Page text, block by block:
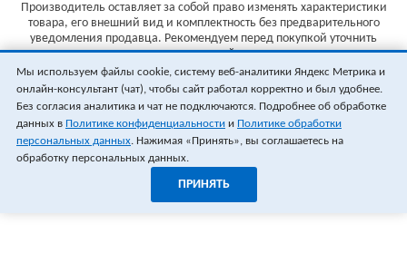
Производитель оставляет за собой право изменять характеристики
товара, его внешний вид и комплектность без предварительного
уведомления продавца. Рекомендуем перед покупкой уточнить
характеристики товара на сайте производителя.
Указанные цены не являются публичной офертой (ст.435 ГК РФ).
Стоимость и наличие товара уточняйте у менеджера.
Мы используем файлы cookie, систему веб-аналитики Яндекс Метрика и
онлайн-консультант (чат), чтобы сайт работал корректно и был удобнее.
Без согласия аналитика и чат не подключаются. Подробнее об обработке
данных в Политике конфиденциальности и Политике обработки
персональных данных. Нажимая «Принять», вы соглашаетесь на
обработку персональных данных.
ПРИНЯТЬ